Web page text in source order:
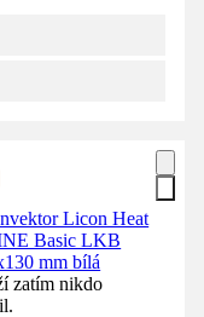
Licon Heat
Basic LKB
mm bílá
zatím nikdo